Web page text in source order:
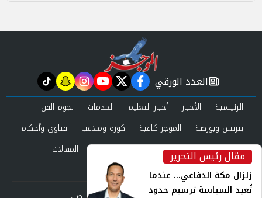
مقال رئيس التحرير
زلزال مكة الدفاعي... عندما
تُعيد السياسة ترسيم حدود
newspaper
العدد الورقي facebook
twitter
youtube
instagram
snapchat
tiktok
الرئيسية الأخبار أخبار التعليم الخدمات
نجوم الفن
بيزنس وبورصة
الموجز كافية كورة وملاعب
فتاوى وأحكام
صحة وجمال
عرب وعالم حوادث ومحاكم
المقالات
العدد الورقي